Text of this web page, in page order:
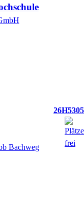
26H5305
Bachweg